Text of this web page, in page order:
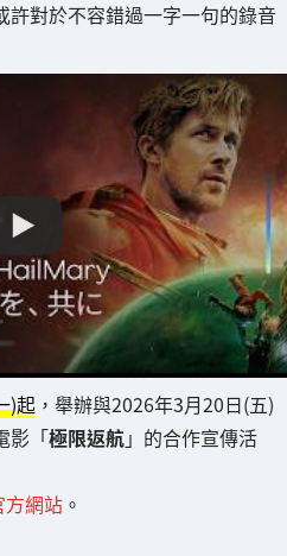
對於不容錯過一字一句的錄音
)起 ，舉辦與2026年3月20日(五)
影「極限返航」的合作宣傳活
方網站 。